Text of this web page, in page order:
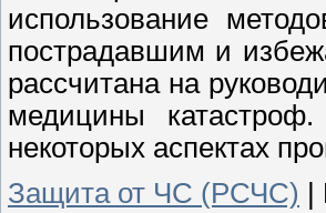
использование
пострадавшим и
рассчитана на
медицины
некоторых аспектах
Защита от ЧС (РСЧС)